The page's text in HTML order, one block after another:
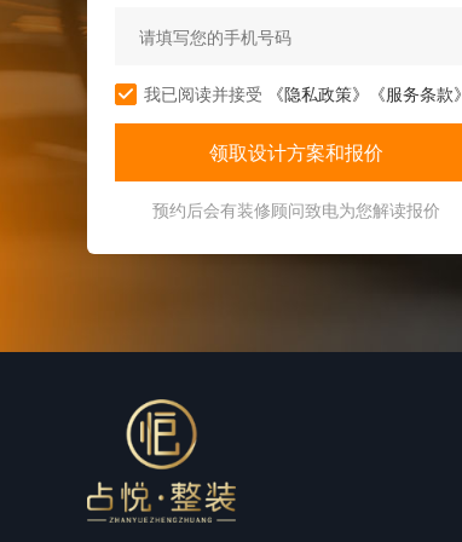
我已阅读并接受 《隐私政策》 《服务条款》
预约后会有装修顾问致电为您解读报价